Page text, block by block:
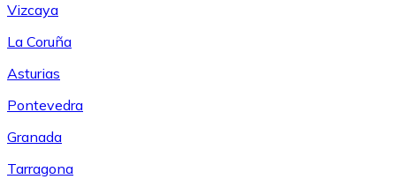
Vizcaya
La Coruña
Asturias
Pontevedra
Granada
Tarragona